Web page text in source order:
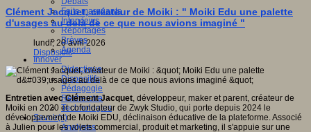
Faits marquants
Interviews
Reportages
Brèves
Agenda
Innover
Didactique
Dispositifs
Pédagogie
Recherche
Technologies
Savoir(s)
Analyses
Clément Jacquet, créateur de Moiki : " Moiki Edu une palette
d'usages au delà de ce que nous avions imaginé "
lundi, 20 avril 2026
Dispositifs
Entretien avec Clément Jacquet, développeur, maker et parent, créateur de
Moiki en 2020 et cofondateur de Zwyk Studio, qui porte depuis 2024 le
développement de Moiki EDU, déclinaison éducative de la plateforme. Associé
à Julien pour les volets commercial, produit et marketing, il s'appuie sur une